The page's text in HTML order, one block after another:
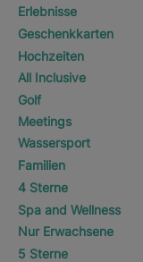
Erlebnisse
Geschenkkarten
Hochzeiten
All Inclusive
Golf
Meetings
Wassersport
Familien
4 Sterne
Spa and Wellness
Nur Erwachsene
5 Sterne